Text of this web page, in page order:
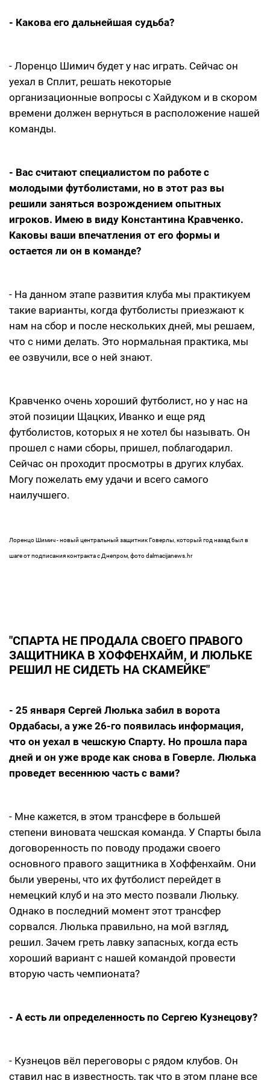
- Какова его дальнейшая судьба?
- Лоренцо Шимич будет у нас играть. Сейчас он
уехал в Сплит, решать некоторые
организационные вопросы с Хайдуком и в скором
времени должен вернуться в расположение нашей
команды.
- Вас считают специалистом по работе с
молодыми футболистами, но в этот раз вы
решили заняться возрождением опытных
игроков. Имею в виду Константина Кравченко.
Каковы ваши впечатления от его формы и
остается ли он в команде?
- На данном этапе развития клуба мы практикуем
такие варианты, когда футболисты приезжают к
нам на сбор и после нескольких дней, мы решаем,
что с ними делать. Это нормальная практика, мы
ее озвучили, все о ней знают.
Кравченко очень хороший футболист, но у нас на
этой позиции Щацких, Иванко и еще ряд
футболистов, которых я не хотел бы называть. Он
прошел с нами сборы, пришел, поблагодарил.
Сейчас он проходит просмотры в других клубах.
Могу пожелать ему удачи и всего самого
наилучшего.
Лоренцо Шимич - новый центральный защитник Говерлы, который год назад был в
шаге от подписания контракта с Днепром, фото dalmacijanews.hr
"СПАРТА НЕ ПРОДАЛА СВОЕГО ПРАВОГО
ЗАЩИТНИКА В ХОФФЕНХАЙМ, И ЛЮЛЬКЕ
РЕШИЛ НЕ СИДЕТЬ НА СКАМЕЙКЕ"
- 25 января Сергей Люлька забил в ворота
Ордабасы, а уже 26-го появилась информация,
что он уехал в чешскую Спарту. Но прошла пара
дней и он уже вроде как снова в Говерле. Люлька
проведет весеннюю часть с вами?
- Мне кажется, в этом трансфере в большей
степени виновата чешская команда. У Спарты была
договоренность по поводу продажи своего
основного правого защитника в Хоффенхайм. Они
были уверены, что их футболист перейдет в
немецкий клуб и на это место позвали Люльку.
Однако в последний момент этот трансфер
сорвался. Люлька правильно, на мой взгляд,
решил. Зачем греть лавку запасных, когда есть
хороший вариант с нашей командой провести
вторую часть чемпионата?
- А есть ли определенность по Сергею Кузнецову?
- Кузнецов вёл переговоры с рядом клубов. Он
ставил нас в известность, так что в этом плане все